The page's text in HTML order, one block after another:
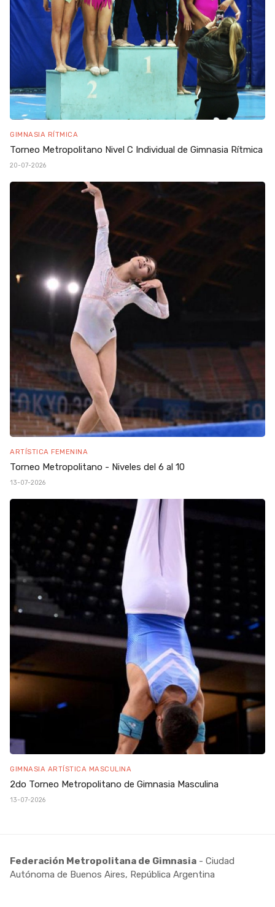
GIMNASIA RÍTMICA
Torneo Metropolitano Nivel C Individual de Gimnasia Rítmica
20-07-2026
ARTÍSTICA FEMENINA
Torneo Metropolitano - Niveles del 6 al 10
13-07-2026
GIMNASIA ARTÍSTICA MASCULINA
2do Torneo Metropolitano de Gimnasia Masculina
13-07-2026
Federación Metropolitana de Gimnasia - Ciudad
Autónoma de Buenos Aires, República Argentina